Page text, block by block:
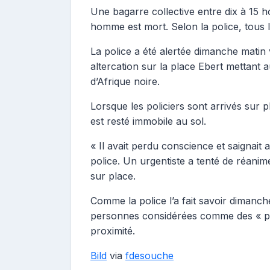
Une bagarre collective entre dix à 15
homme est mort. Selon la police,
La police a été alertée dimanche
altercation sur la place Ebert mettant
d’Afrique noire.
Lorsque les policiers sont arrivés sur
est resté immobile au sol.
« Il avait perdu conscience et saignait
police. Un urgentiste a tenté de
sur place.
Comme la police l’a fait savoir
personnes considérées comme des «
proximité.
Bild via fdesouche